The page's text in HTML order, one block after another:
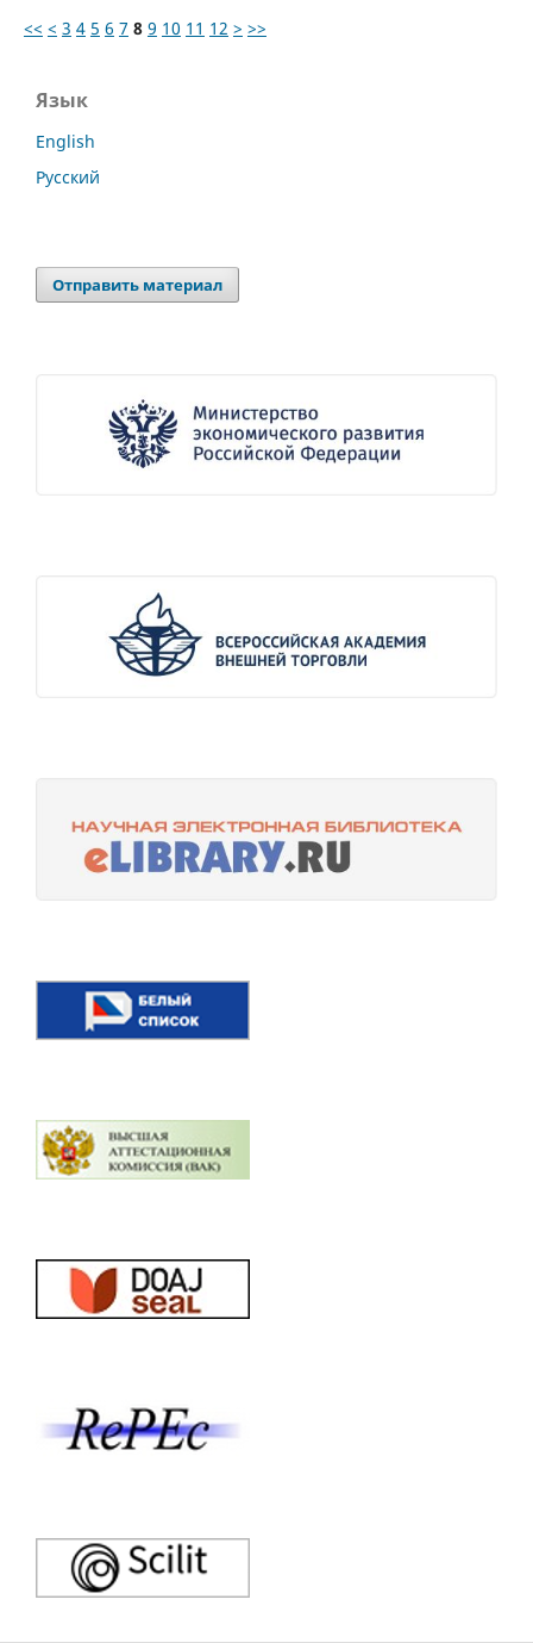
<< < 3 4 5 6 7 8 9 10 11 12 > >>
Язык
English
Русский
Отправить материал